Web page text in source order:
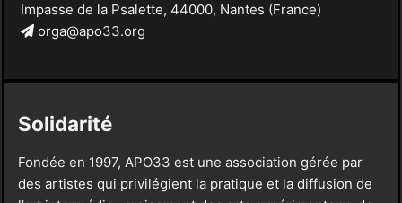
Impasse de la Psalette, 44000, Nantes (France)
orga@apo33.org
Solidarité
Fondée en 1997, APO33 est une association gérée par
des artistes qui privilégient la pratique et la diffusion de